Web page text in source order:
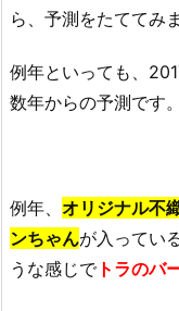
ら、予測をたててみ
例年といっても、
数年からの予測です。
例年、 オリジナル不
ンちゃんが入ってい
うな感じでトラのバ